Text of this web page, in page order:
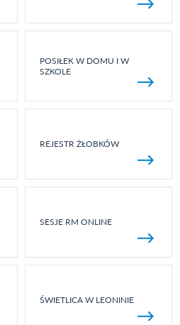
POSIŁEK W DOMU I W
SZKOLE
REJESTR ŻŁOBKÓW
SESJE RM ONLINE
ŚWIETLICA W LEONINIE